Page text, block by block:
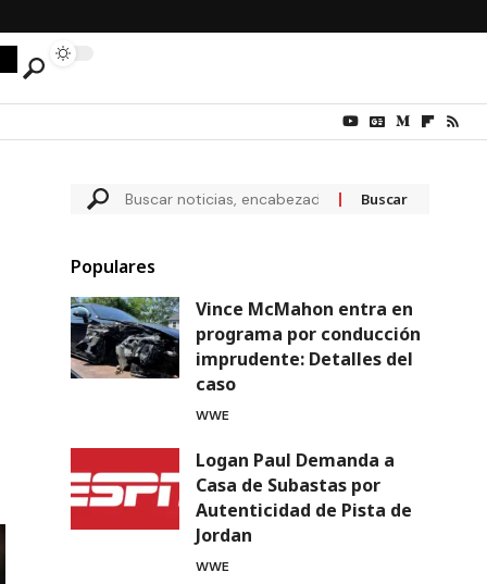
Populares
Vince McMahon entra en
programa por conducción
imprudente: Detalles del
caso
WWE
Logan Paul Demanda a
Casa de Subastas por
Autenticidad de Pista de
Jordan
WWE